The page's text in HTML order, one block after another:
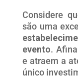
Considere
são uma
evento.
e atraem a
único